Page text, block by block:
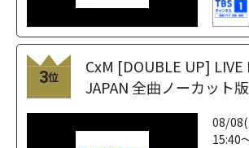
3位
CxM [DOUBLE UP] LIVE
JAPAN 全曲ノーカット版
08/
15:40